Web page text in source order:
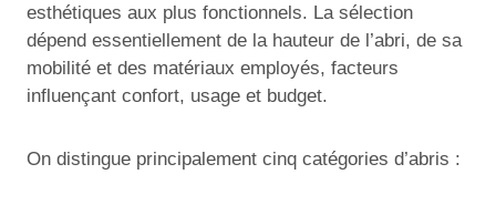
esthétiques aux plus fonctionnels. La sélection
dépend essentiellement de la hauteur de l’abri, de sa
mobilité et des matériaux employés, facteurs
influençant confort, usage et budget.
On distingue principalement cinq catégories d’abris :